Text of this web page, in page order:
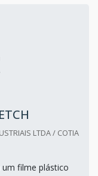
LTDA / COTIA
filme plástico